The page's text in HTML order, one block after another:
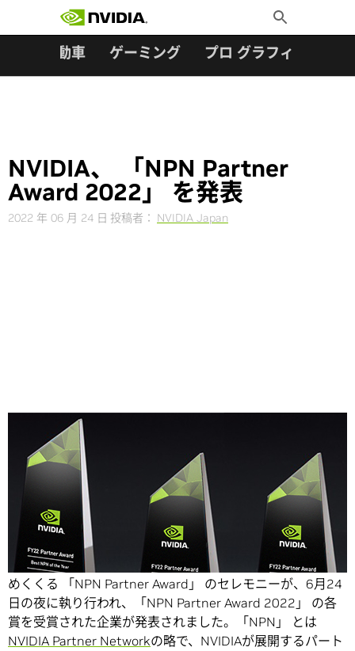
Toggle
Search
自動車 ゲーミング プロ グラフィックス
NVIDIA、 「NPN Partner
Award 2022」 を発表
2022 年 06 月 24 日 投稿者： NVIDIA Japan
Share
2日間に渡って開催された NVIDIA AI DAYS 2022の最後を締
めくくる 「NPN Partner Award」 のセレモニーが、6月24
日の夜に執り行われ、「NPN Partner Award 2022」 の各
賞を受賞された企業が発表されました。
「NPN」 とは
NVIDIA Partner Networkの略で、NVIDIAが展開するパート